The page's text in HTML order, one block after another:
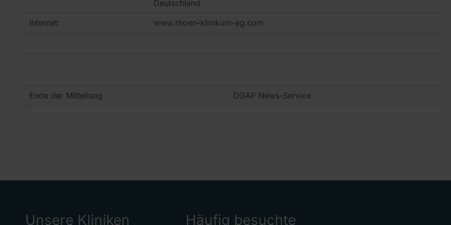
Deutschland
Internet:
www.rhoen-klinikum-ag.com
Ende der Mitteilung DGAP News-Service
Unsere Kliniken Häufig besuchte